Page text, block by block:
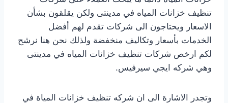
تنظيف خزانات المياه في مدينتى ولكن يقلقون بشأن
الاسعار ويحتاجون الى شركات تقدم لهم أفضل
الخدمات بأسعار وتكاليف منخفضة ولذلك نحن هنا نرشح
لكم ارخص شركات تنظيف خزانات المياه في مدينتى
وهي شركه ايجي سيرفيس.
وتجدر الاشارة الى ان شركه تنظيف خزانات المياة في